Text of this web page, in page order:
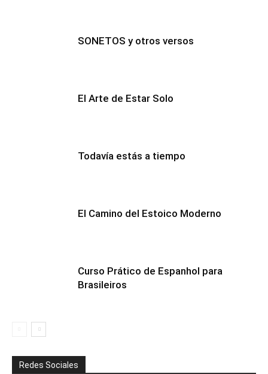
SONETOS y otros versos
El Arte de Estar Solo
Todavía estás a tiempo
El Camino del Estoico Moderno
Curso Prático de Espanhol para
Brasileiros
Redes Sociales